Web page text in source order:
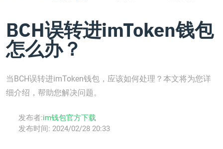
BCH误转进imToken钱包
怎么办？
当BCH误转进imToken钱包，应该如何处理？本文将为您详
细介绍，帮助您解决问题。
发布者:im钱包官方下载
发布时间: 2024/02/28 20:33